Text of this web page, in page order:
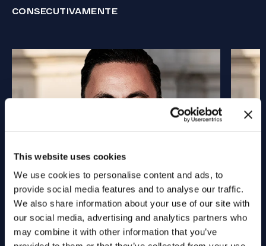
This website uses cookies
We use cookies to personalise content and ads, to
provide social media features and to analyse our traffic.
We also share information about your use of our site with
our social media, advertising and analytics partners who
may combine it with other information that you’ve
CONSECUTIVAMENTE